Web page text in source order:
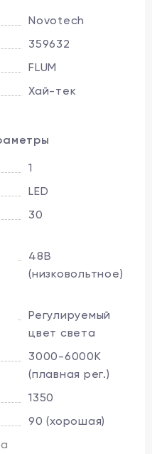
Novotech
359632
FLUM
Хай-тек
1
LED
30
48В
(низковольтное)
Регулируемый
цвет света
3000-6000K
(плавная рег.)
1350
90 (хорошая)